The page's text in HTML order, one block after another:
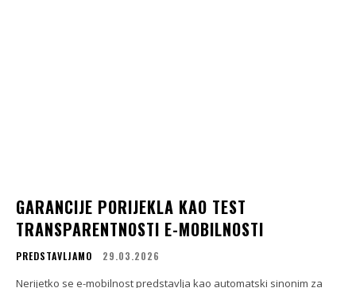
GARANCIJE PORIJEKLA KAO TEST
TRANSPARENTNOSTI E-MOBILNOSTI
PREDSTAVLJAMO 29.03.2026
Nerijetko se e-mobilnost predstavlja kao automatski sinonim za